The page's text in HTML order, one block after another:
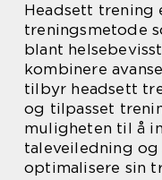
Headsett trening
treningsmetode
blant
kombinere
tilbyr headsett
og tilpasset
muligheten til å
taleveiledning og
optimalisere sin